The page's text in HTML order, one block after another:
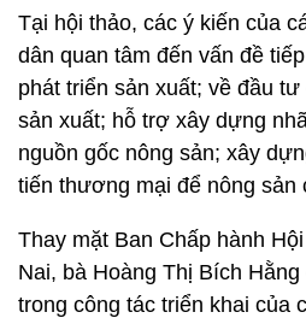
Tại hội thảo, các ý kiến của
dân quan tâm đến vấn đề
phát triển sản xuất; về đầu
sản xuất; hỗ trợ xây dựng
nguồn gốc nông sản; xây
tiến thương mại để nông
Thay mặt Ban Chấp hành
Nai, bà Hoàng Thị Bích
trong công tác triển khai của